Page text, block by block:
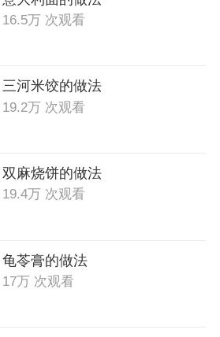
16.5万 次观看
三河米饺的做法
19.2万 次观看
双麻烧饼的做法
19.4万 次观看
龟苓膏的做法
17万 次观看